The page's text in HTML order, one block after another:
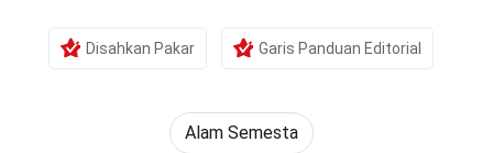
Disahkan Pakar Garis Panduan Editorial
Alam Semesta